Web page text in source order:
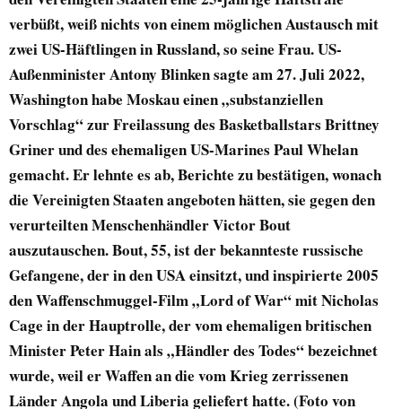
verbüßt, weiß nichts von einem möglichen Austausch mit
zwei US-Häftlingen in Russland, so seine Frau. US-
Außenminister Antony Blinken sagte am 27. Juli 2022,
Washington habe Moskau einen „substanziellen
Vorschlag“ zur Freilassung des Basketballstars Brittney
Griner und des ehemaligen US-Marines Paul Whelan
gemacht. Er lehnte es ab, Berichte zu bestätigen, wonach
die Vereinigten Staaten angeboten hätten, sie gegen den
verurteilten Menschenhändler Victor Bout
auszutauschen. Bout, 55, ist der bekannteste russische
Gefangene, der in den USA einsitzt, und inspirierte 2005
den Waffenschmuggel-Film „Lord of War“ mit Nicholas
Cage in der Hauptrolle, der vom ehemaligen britischen
Minister Peter Hain als „Händler des Todes“ bezeichnet
wurde, weil er Waffen an die vom Krieg zerrissenen
Länder Angola und Liberia geliefert hatte. (Foto von